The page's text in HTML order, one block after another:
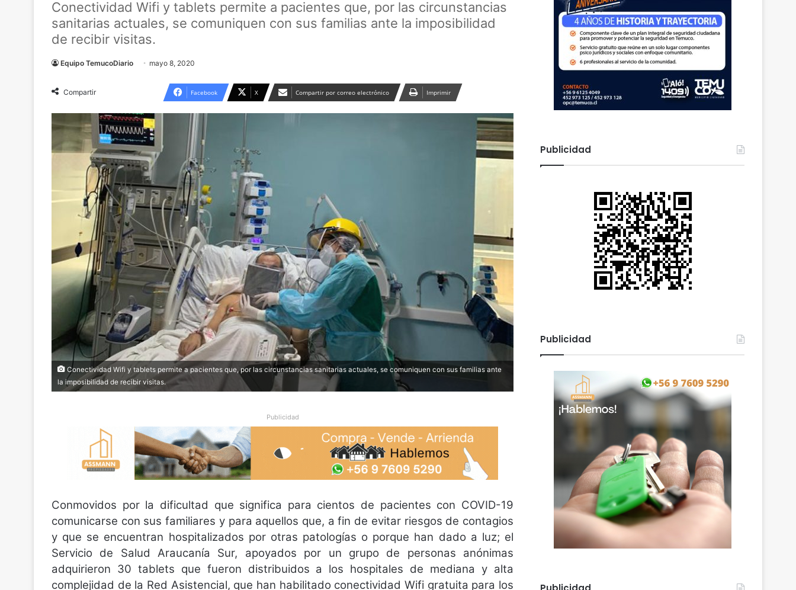
Conectividad Wifi y tablets permite a pacientes que, por las circunstancias
sanitarias actuales, se comuniquen con sus familias ante la imposibilidad
de recibir visitas.
Equipo TemucoDiario mayo 8, 2020
Compartir Facebook X Compartir por correo electrónico Imprimir
Conectividad Wifi y tablets permite a pacientes que, por las circunstancias sanitarias actuales, se comuniquen con sus familias ante
la imposibilidad de recibir visitas.
Publicidad
Conmovidos por la dificultad que significa para cientos de pacientes con COVID-19
comunicarse con sus familiares y para aquellos que, a fin de evitar riesgos de contagios
y que se encuentran hospitalizados por otras patologías o porque han dado a luz; el
Servicio de Salud Araucanía Sur, apoyados por un grupo de personas anónimas
adquirieron 30 tablets que fueron distribuidos a los hospitales de mediana y alta
complejidad de la Red Asistencial, que han habilitado conectividad Wifi gratuita para los
Publicidad
Publicidad